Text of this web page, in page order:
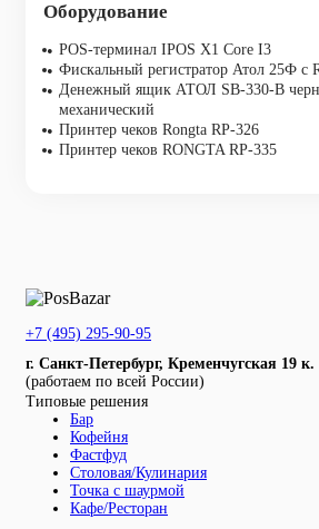
Оборудование
POS-терминал IPOS X1 Core I3
Фискальный регистратор Атол 25Ф с
Денежный ящик АТОЛ SB-330-B
механический
Принтер чеков Rongta RP-326
Принтер чеков RONGTA RP-335
+7 (495) 295-90-95
г. Санкт-Петербург, Кременчугская 19 к.
(работаем по всей России)
Типовые решения
Бар
Кофейня
Фастфуд
Столовая/Кулинария
Точка с шаурмой
Кафе/Ресторан